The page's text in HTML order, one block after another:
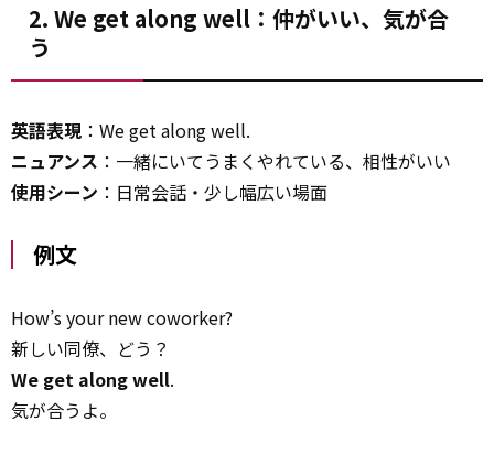
2. We get along well：仲がいい、気が合
う
英語表現 ：We get along well.
ニュアンス ：一緒にいてうまくやれている、相性がいい
使用シーン ：日常会話・少し幅広い場面
例文
How’s your new coworker?
新しい同僚、どう？
We get along well.
気が合うよ。